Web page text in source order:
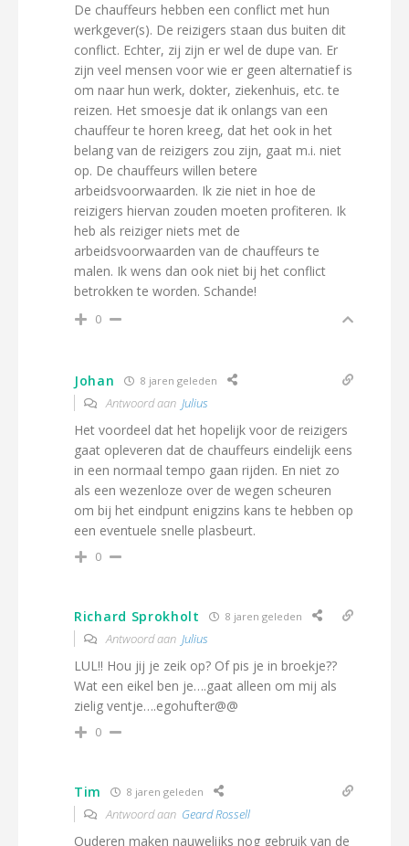
De chauffeurs hebben een conflict met hun
werkgever(s). De reizigers staan dus buiten dit
conflict. Echter, zij zijn er wel de dupe van. Er
zijn veel mensen voor wie er geen alternatief is
om naar hun werk, dokter, ziekenhuis, etc. te
reizen. Het smoesje dat ik onlangs van een
chauffeur te horen kreeg, dat het ook in het
belang van de reizigers zou zijn, gaat m.i. niet
op. De chauffeurs willen betere
arbeidsvoorwaarden. Ik zie niet in hoe de
reizigers hiervan zouden moeten profiteren. Ik
heb als reiziger niets met de
arbeidsvoorwaarden van de chauffeurs te
malen. Ik wens dan ook niet bij het conflict
betrokken te worden. Schande!
0
Johan 8 jaren geleden
Antwoord aan Julius
Het voordeel dat het hopelijk voor de reizigers
gaat opleveren dat de chauffeurs eindelijk eens
in een normaal tempo gaan rijden. En niet zo
als een wezenloze over de wegen scheuren
om bij het eindpunt enigzins kans te hebben op
een eventuele snelle plasbeurt.
0
Richard Sprokholt 8 jaren geleden
Antwoord aan Julius
LUL!! Hou jij je zeik op? Of pis je in broekje??
Wat een eikel ben je….gaat alleen om mij als
zielig ventje….egohufter@@
0
Tim 8 jaren geleden
Antwoord aan Geard Rossell
Ouderen maken nauwelijks nog gebruik van de